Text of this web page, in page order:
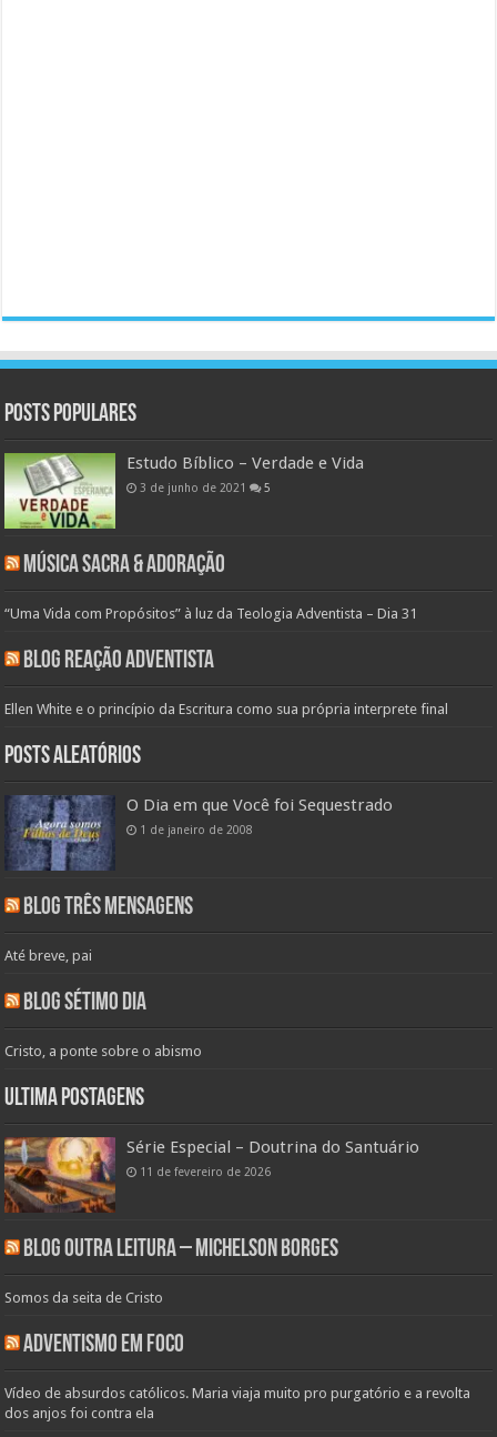
Posts populares
Estudo Bíblico – Verdade e Vida
3 de junho de 2021 5
Música Sacra & Adoração
“Uma Vida com Propósitos” à luz da Teologia Adventista – Dia 31
Blog Reação Adventista
Ellen White e o princípio da Escritura como sua própria interprete final
Posts aleatórios
O Dia em que Você foi Sequestrado
1 de janeiro de 2008
Blog Três Mensagens
Até breve, pai
Blog Sétimo Dia
Cristo, a ponte sobre o abismo
Ultima Postagens
Série Especial – Doutrina do Santuário
11 de fevereiro de 2026
Blog Outra Leitura – Michelson Borges
Somos da seita de Cristo
Adventismo em Foco
Vídeo de absurdos católicos. Maria viaja muito pro purgatório e a revolta
dos anjos foi contra ela